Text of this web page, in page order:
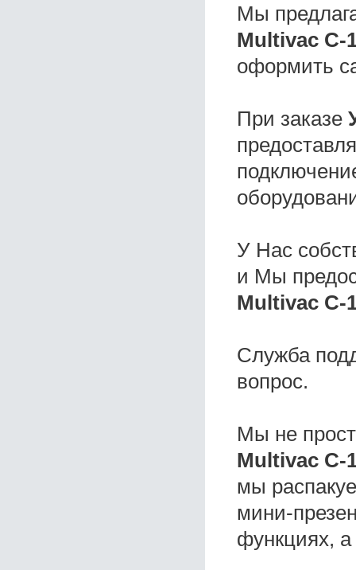
Мы
Multivac C-
оформить
При заказе
У Нас
и Мы
Multivac C-
Служба
вопрос.
Мы не
Multivac C-
мы
мини-
функциях,